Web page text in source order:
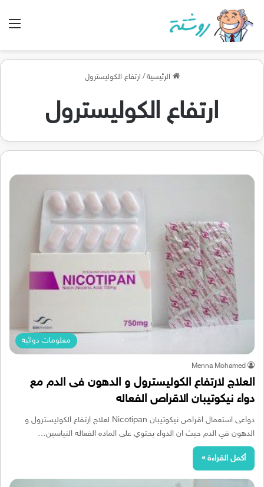
الرئيسية / ارتفاع الكوليسترول
ارتفاع الكوليسترول
معلومات دوائية
Menna Mohamed
العلاج لارتفاع الكوليسترول و الدهون فى الدم مع
دواء نيكوتيبان الاقراص الفعاله
دواعى استعمال اقراص نيكوتيبان Nicotipan لعلاج ارتفاع الكوليسترول و
الدهون في الدم حيث ان الدواء يحتوي على الماده الفعاله النياسين…
أكمل القراءة »